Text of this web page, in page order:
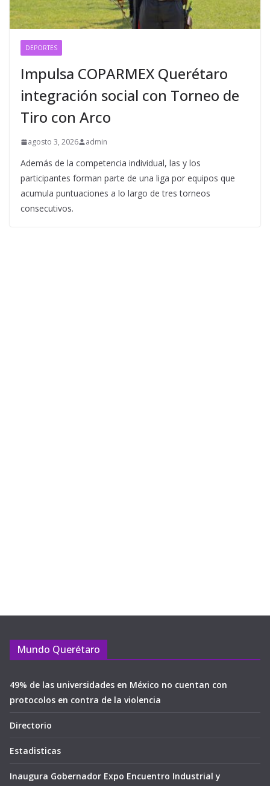
DEPORTES
Impulsa COPARMEX Querétaro
integración social con Torneo de
Tiro con Arco
agosto 3, 2026 admin
Además de la competencia individual, las y los
participantes forman parte de una liga por equipos que
acumula puntuaciones a lo largo de tres torneos
consecutivos.
Mundo Querétaro
49% de las universidades en México no cuentan con
protocolos en contra de la violencia
Directorio
Estadisticas
Inaugura Gobernador Expo Encuentro Industrial y